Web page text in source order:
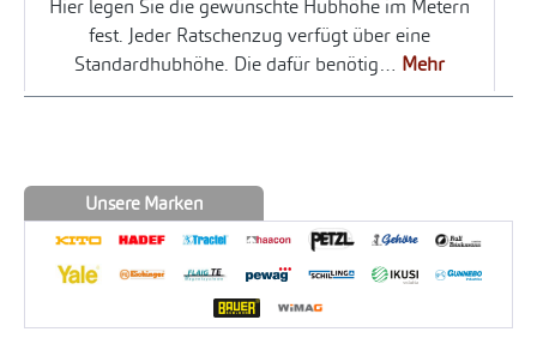
Hier legen Sie die gewünschte Hubhöhe im Metern
fest. Jeder Ratschenzug verfügt über eine
Standardhubhöhe. Die dafür benötig… Mehr
Unsere Marken